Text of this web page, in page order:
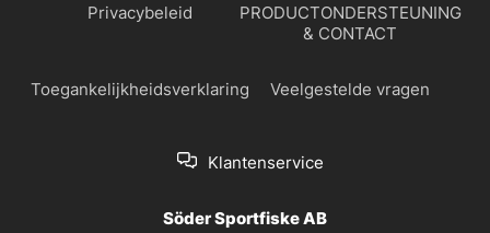
Privacybeleid
PRODUCTONDERSTEUNING
& CONTACT
Toegankelijkheidsverklaring Veelgestelde vragen
Klantenservice
Söder Sportfiske AB